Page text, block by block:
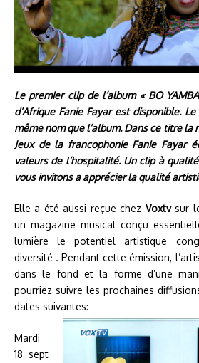
Le premier clip de l’album « BO
d’Afrique Fanie Fayar est disponible.
même nom que l’album. Dans ce titre la
Jeux de la francophonie Fanie Fayar
valeurs de l’hospitalité. Un clip à
vous invitons a apprécier la qualité
Elle a été aussi reçue chez Voxtvsur
un magazine musical conçu
lumière le potentiel artistique
diversité . Pendant cette émission,
dans le fond et la forme d’une
pourriez suivre les prochaines
dates suivantes:
Mardi
18 sept